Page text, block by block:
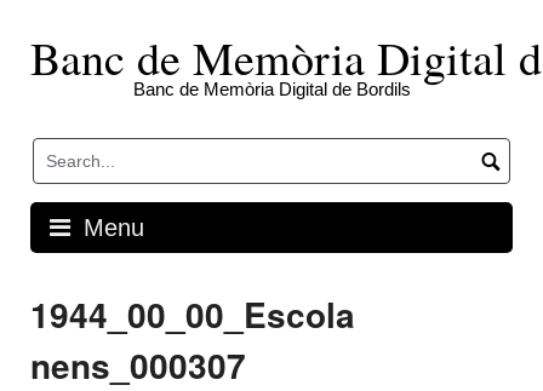
contentBanc de Memòria Digital
Banc de Memòria Digital de Bordils
Menu
1944_00_00_Escola
nens_000307